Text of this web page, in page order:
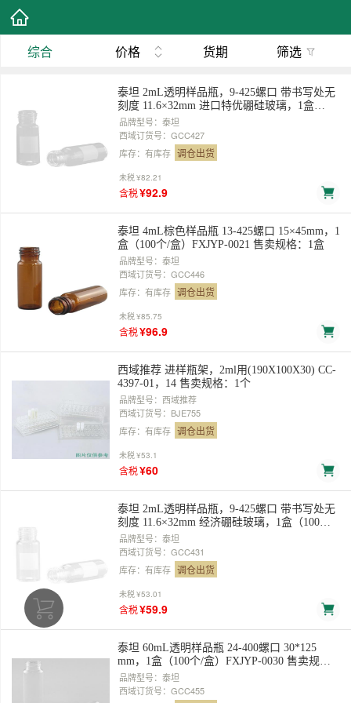
综合 价格 货期 筛选
泰坦 2mL透明样品瓶，9-425螺口 带书写处无
刻度 11.6×32mm 进口特优硼硅玻璃，1盒
（100个/盒），FXJYP-0003 售卖规格：1盒
品牌型号：泰坦
西域订货号：GCC427
库存：有库存 调仓出货
未税¥82.21
含税¥92.9
泰坦 4mL棕色样品瓶 13-425螺口 15×45mm，1
盒（100个/盒）FXJYP-0021 售卖规格：1盒
品牌型号：泰坦
西域订货号：GCC446
库存：有库存 调仓出货
未税¥85.75
含税¥96.9
西域推荐 进样瓶架，2ml用(190X100X30) CC-
4397-01，14 售卖规格：1个
品牌型号：西域推荐
西域订货号：BJE755
库存：有库存 调仓出货
未税¥53.1
含税¥60
泰坦 2mL透明样品瓶，9-425螺口 带书写处无
刻度 11.6×32mm 经济硼硅玻璃，1盒（100个/
盒），FXJYP-0007 售卖规格：1盒
品牌型号：泰坦
西域订货号：GCC431
库存：有库存 调仓出货
未税¥53.01
含税¥59.9
泰坦 60mL透明样品瓶 24-400螺口 30*125
mm，1盒（100个/盒）FXJYP-0030 售卖规
格：1盒
品牌型号：泰坦
西域订货号：GCC455